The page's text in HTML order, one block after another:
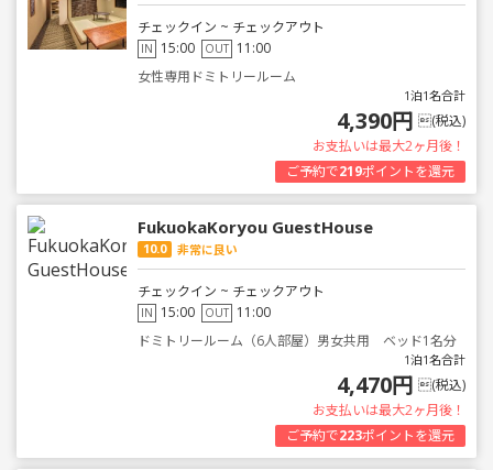
チェックイン ~ チェックアウト
IN 15:00 OUT 11:00
女性専用ドミトリールーム
1泊1名合計
4,390円 (税込)
お支払いは最大2ヶ月後！
ご予約で219ポイントを還元
FukuokaKoryou GuestHouse
10.0 非常に良い
チェックイン ~ チェックアウト
IN 15:00 OUT 11:00
ドミトリールーム（6人部屋）男女共用 ベッド1名分
1泊1名合計
4,470円 (税込)
お支払いは最大2ヶ月後！
ご予約で223ポイントを還元